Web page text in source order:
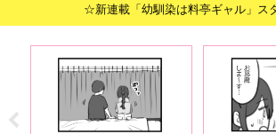
☆新連載「幼馴染は料亭ギャル」ス